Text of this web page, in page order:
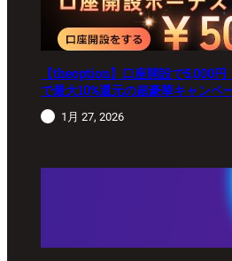
【theoption】口座開設で5,000
で最大10%還元の超豪華キャンペ
1月 27, 2026